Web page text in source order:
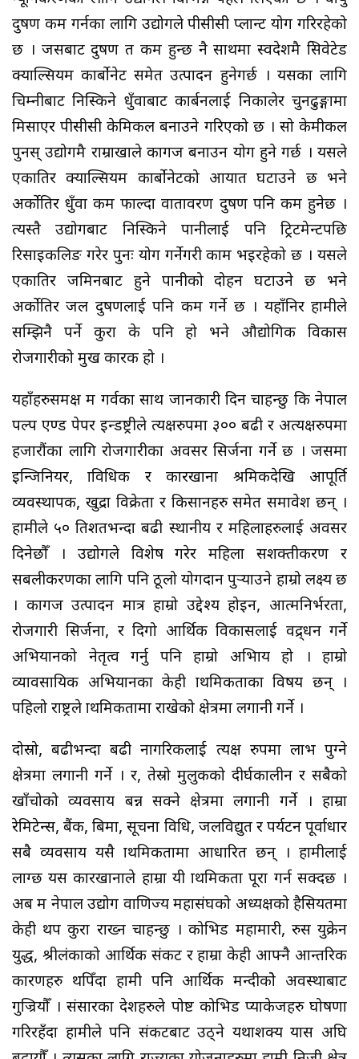
प्रदुषण कम गर्नका लागि उद्योगले पीसीसी प्लान्ट प्रयोग गरिरहेको
छ । जसबाट प्रदुषण त कम हुन्छ नै साथमा स्वदेशमै प्रेसिवेटेड
क्याल्सियम कार्बोनेट समेत उत्पादन हुनेगर्छ । यसका लागि
चिम्नीबाट निस्किने धुँवाबाट कार्बनलाई निकालेर चुनढुङ्गामा
मिसाएर पीसीसी केमिकल बनाउने गरिएको छ । सो केमीकल
पुनस् उद्योगमै राम्राखाले कागज बनाउन प्रयोग हुने गर्छ । यसले
एकातिर क्याल्सियम कार्बोनेटको आयात घटाउने छ भने
अर्कोतिर धुँवा कम फाल्दा वातावरण प्रदुषण पनि कम हुनेछ ।
त्यस्तै उद्योगबाट निस्किने पानीलाई पनि ट्रिटमेन्टपछि
रिसाइकलिङ गरेर पुनः प्रयोग गर्नेगरी काम भइरहेको छ । यसले
एकातिर जमिनबाट हुने पानीको दोहन घटाउने छ भने
अर्कोतिर जल प्रदुषणलाई पनि कम गर्ने छ । यहाँनिर हामीले
सम्झिनै पर्ने कुरा के पनि हो भने औद्योगिक विकास
रोजगारीको प्रमुख कारक हो ।
यहाँहरुसमक्ष म गर्वका साथ जानकारी दिन चाहन्छु कि नेपाल
पल्प एण्ड पेपर इन्डष्ट्रीले प्रत्यक्षरुपमा ३०० बढी र अप्रत्यक्षरुपमा
हजारौंका लागि रोजगारीका अवसर सिर्जना गर्ने छ । जसमा
इन्जिनियर, प्राविधिक र कारखाना श्रमिकदेखि आपूर्ति
व्यवस्थापक, खुद्रा विक्रेता र किसानहरु समेत समावेश छन् ।
हामीले ५० प्रतिशतभन्दा बढी स्थानीय र महिलाहरुलाई अवसर
दिनेछौँ । उद्योगले विशेष गरेर महिला सशक्तीकरण र
सबलीकरणका लागि पनि ठूलो योगदान पुर्‍याउने हाम्रो लक्ष्य छ
। कागज उत्पादन मात्र हाम्रो उद्देश्य होइन, आत्मनिर्भरता,
रोजगारी सिर्जना, र दिगो आर्थिक विकासलाई प्रवद्र्धन गर्ने
अभियानको नेतृत्व गर्नु पनि हाम्रो अभिप्राय हो । हाम्रो
व्यावसायिक अभियानका केही प्राथमिकताका विषय छन् ।
पहिलो राष्ट्रले प्राथमिकतामा राखेको क्षेत्रमा लगानी गर्ने ।
दोस्रो, बढीभन्दा बढी नागरिकलाई प्रत्यक्ष रुपमा लाभ पुग्ने
क्षेत्रमा लगानी गर्ने । र, तेस्रो मुलुकको दीर्घकालीन र सबैको
खाँचोको व्यवसाय बन्न सक्ने क्षेत्रमा लगानी गर्ने । हाम्रा
रेमिटेन्स, बैंक, बिमा, सूचना प्रविधि, जलविद्युत र पर्यटन पूर्वाधार
सबै व्यवसाय यसै प्राथमिकतामा आधारित छन् । हामीलाई
लाग्छ यस कारखानाले हाम्रा यी प्राथमिकता पूरा गर्न सक्दछ ।
अब म नेपाल उद्योग वाणिज्य महासंघको अध्यक्षको हैसियतमा
केही थप कुरा राख्न चाहन्छु । कोभिड महामारी, रुस युक्रेन
युद्ध, श्रीलंकाको आर्थिक संकट र हाम्रा केही आफ्नै आन्तरिक
कारणहरु थपिँदा हामी पनि आर्थिक मन्दीकोे अवस्थाबाट
गुज्रियौँ । संसारका देशहरुले पोष्ट कोभिड प्याकेजहरु घोषणा
गरिरहँदा हामीले पनि संकटबाट उठ्ने यथाशक्य प्रयास अघि